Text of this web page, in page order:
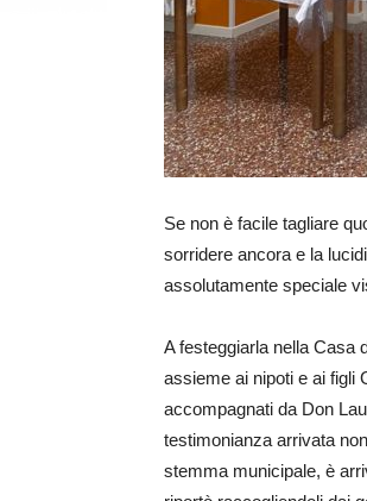
Se non è facile tagliare
sorridere ancora e la
assolutamente speciale
A festeggiarla nella Casa
assieme ai nipoti e ai figli
accompagnati da Don
testimonianza arrivata
stemma municipale, è